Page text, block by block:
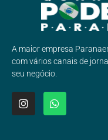
A maior empresa
com vários canais de
seu negócio.